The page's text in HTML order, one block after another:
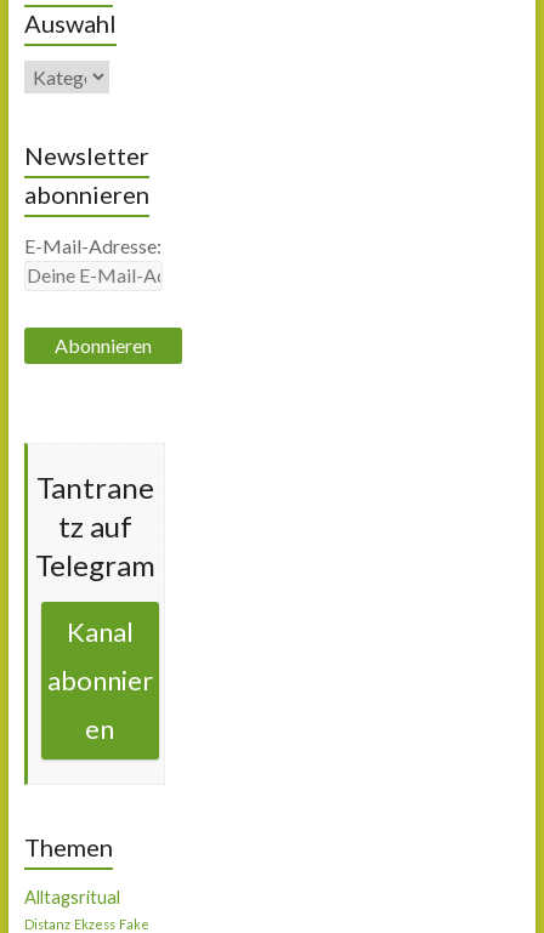
Auswahl
Newsletter
abonnieren
E-Mail-Adresse:
Tantrane
tz auf
Telegram
Kanal
abonnier
en
Themen
Alltagsritual
Distanz Ekzess Fake